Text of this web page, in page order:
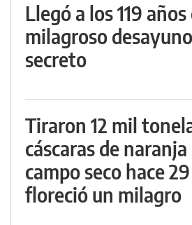
Llegó a los 119
milagroso
secreto
Tiraron 12 mil
cáscaras de
campo seco hace
floreció un milagro